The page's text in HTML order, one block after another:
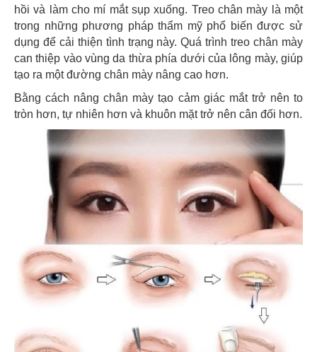
hồi và làm cho mí mắt sụp xuống. Treo chân mày là một
trong những phương pháp thẩm mỹ phổ biến được sử
dụng để cải thiện tình trạng này. Quá trình treo chân mày
can thiệp vào vùng da thừa phía dưới của lông mày, giúp
tạo ra một đường chân mày nâng cao hơn.
Bằng cách nâng chân mày tạo cảm giác mắt trở nên to
tròn hơn, tự nhiên hơn và khuôn mặt trở nên cân đối hơn.